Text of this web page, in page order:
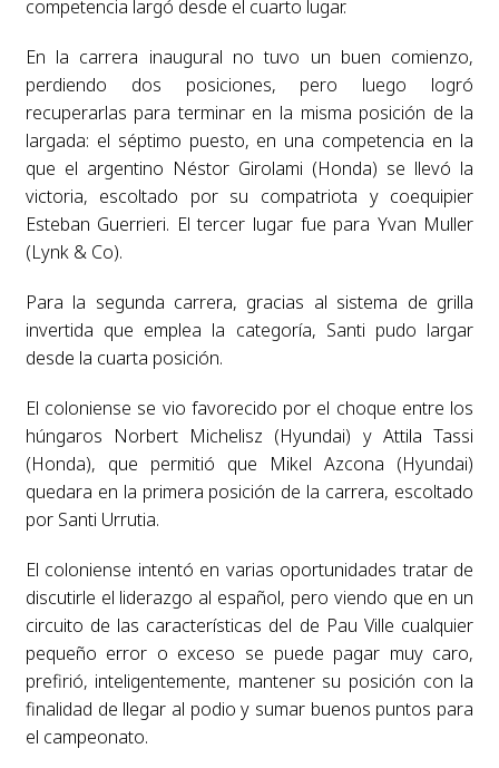
competencia largó desde el cuarto lugar.
En la carrera inaugural no tuvo un buen comienzo,
perdiendo dos posiciones, pero luego logró
recuperarlas para terminar en la misma posición de la
largada: el séptimo puesto, en una competencia en la
que el argentino Néstor Girolami (Honda) se llevó la
victoria, escoltado por su compatriota y coequipier
Esteban Guerrieri. El tercer lugar fue para Yvan Muller
(Lynk & Co).
Para la segunda carrera, gracias al sistema de grilla
invertida que emplea la categoría, Santi pudo largar
desde la cuarta posición.
El coloniense se vio favorecido por el choque entre los
húngaros Norbert Michelisz (Hyundai) y Attila Tassi
(Honda), que permitió que Mikel Azcona (Hyundai)
quedara en la primera posición de la carrera, escoltado
por Santi Urrutia.
El coloniense intentó en varias oportunidades tratar de
discutirle el liderazgo al español, pero viendo que en un
circuito de las características del de Pau Ville cualquier
pequeño error o exceso se puede pagar muy caro,
prefirió, inteligentemente, mantener su posición con la
finalidad de llegar al podio y sumar buenos puntos para
el campeonato.